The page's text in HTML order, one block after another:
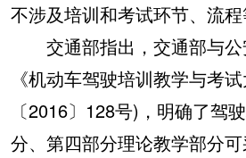
不涉及培训和考试环节、流程
交通部指出，交通部与公
《机动车驾驶培训教学与考
〔2016〕128号)，明确了驾
分、第四部分理论教学部分